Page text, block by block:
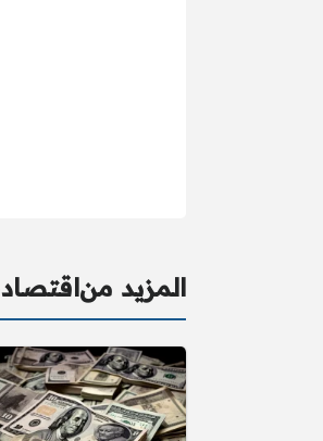
المزيد مناقتصاد